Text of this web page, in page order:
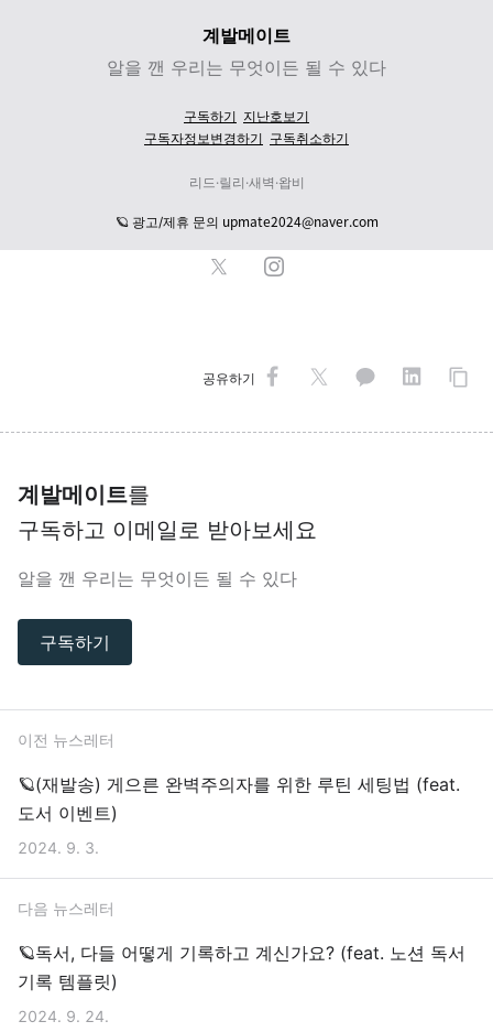
계발메이트
알을 깬 우리는 무엇이든 될 수 있다
구독하기 지난호보기
구독자정보변경하기 구독취소하기
리드·릴리·새벽·왑비
🪐 광고/제휴 문의 upmate2024@naver.com
공유하기
계발메이트를
구독하고 이메일로 받아보세요
알을 깬 우리는 무엇이든 될 수 있다
구독하기
이전 뉴스레터
🪐(재발송) 게으른 완벽주의자를 위한 루틴 세팅법 (feat.
도서 이벤트)
2024. 9. 3.
다음 뉴스레터
🪐독서, 다들 어떻게 기록하고 계신가요? (feat. 노션 독서
기록 템플릿)
2024. 9. 24.